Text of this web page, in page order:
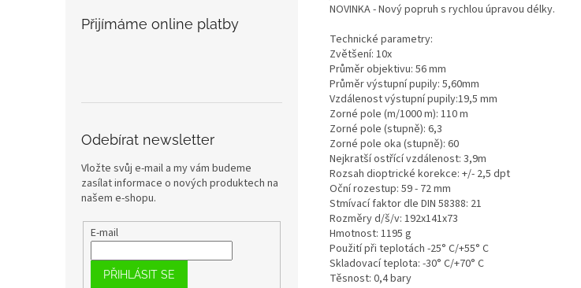
Přijímáme online platby
Odebírat newsletter
Vložte svůj e-mail a my vám budeme
zasílat informace o nových produktech na
našem e-shopu.
E-mail
PŘIHLÁSIT SE
NOVINKA - Nový popruh s rychlou úpravou délky.
Technické parametry:
Zvětšení: 10x
Průměr objektivu: 56 mm
Průměr výstupní pupily: 5,60mm
Vzdálenost výstupní pupily:19,5 mm
Zorné pole (m/1000 m): 110 m
Zorné pole (stupně): 6,3
Zorné pole oka (stupně): 60
Nejkratší ostřící vzdálenost: 3,9m
Rozsah dioptrické korekce: +/- 2,5 dpt
Oční rozestup: 59 - 72 mm
Stmívací faktor dle DIN 58388: 21
Rozměry d/š/v: 192x141x73
Hmotnost: 1195 g
Použití při teplotách -25° C/+55° C
Skladovací teplota: -30° C/+70° C
Těsnost: 0,4 bary